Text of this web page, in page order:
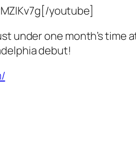
youtube]
one month’s time
debut!